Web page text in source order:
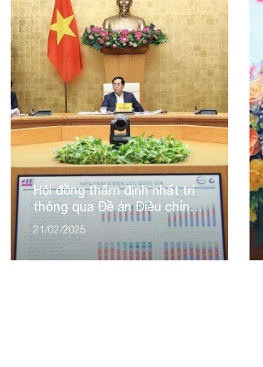
Hội đồng thẩm định nhất trí
thông qua Đề án Điều chỉnh
Quy hoạch điện VIII
21/02/2025